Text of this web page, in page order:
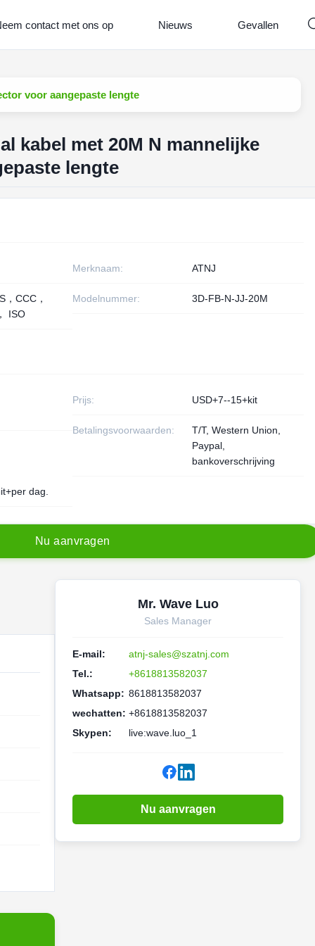
contact met ons op Nieuws Gevallen
voor aangepaste lengte
kabel met 20M N mannelijke
lengte
Merknaam: ATNJ
，CCC，
ISO
Modelnummer: 3D-FB-N-JJ-20M
Prijs: USD+7--15+kit
Betalingsvoorwaarden:
T/T, Western Union,
Paypal,
bankoverschrijving
dag.
N u aanvragen
Mr. Wave Luo
Sales Manager
E-mail:
atnj-sales@szatnj.com
Tel.:
+8618813582037
Whatsapp: 8618813582037
wechatten: +8618813582037
Skypen:
live:wave.luo_1
Nu aanvragen